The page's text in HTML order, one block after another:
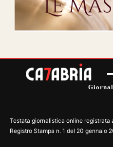
Testata giornalistica online registrata
Registro Stampa n. 1 del 20 gennaio